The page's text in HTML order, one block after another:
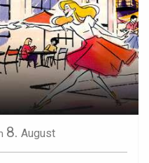
8. August